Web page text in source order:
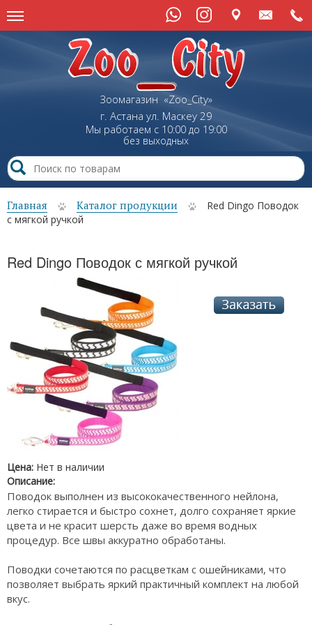
Зоомагазин «Zoo_City»
г. Астана ул. Маскеу29
Мы работаем с 10:00 до 19:00
без выходных
Главная Каталог продукции
Red Dingo Поводок
с мягкой ручкой
Red Dingo Поводок с мягкой ручкой
Цена: Нет в наличии
Описание:
Поводок выполнен из высококачественного нейлона,
легко стирается и быстро сохнет, долго сохраняет яркие
цвета и не красит шерсть даже во время водных
процедур. Все швы аккуратно обработаны.
Поводки сочетаются по расцветкам с ошейниками, что
позволяет выбрать яркий практичный комплект на любой
вкус.